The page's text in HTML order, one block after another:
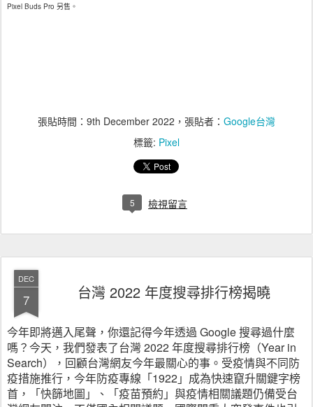
Pixel Buds Pro 另售。
張貼時間： 9th December 2022 ，張貼者： Google台灣
標籤: Pixel
5 檢視留言
DEC
7 台灣 2022 年度搜尋排行榜揭曉
今年即將邁入尾聲，你還記得今年透過 Google 搜尋過什麼
嗎？今天，我們發表了台灣 2022 年度搜尋排行榜（Year in
Search），回顧台灣網友今年最關心的事。受疫情與不同防
疫措施推行，今年防疫專線「1922」成為快速竄升關鍵字榜
首，「快篩地圖」、「疫苗預約」與疫情相關議題仍備受台